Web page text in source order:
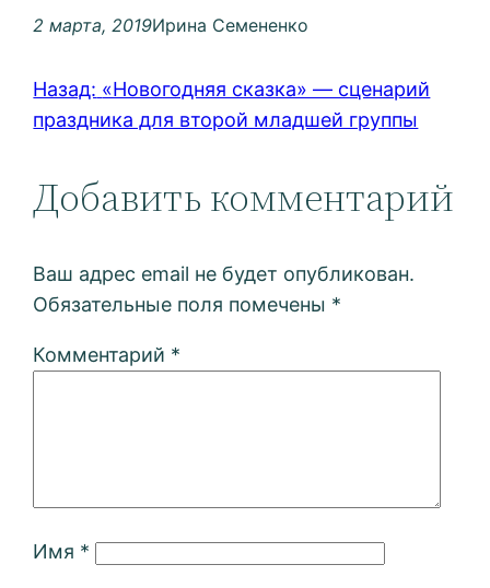
2 марта, 2019Ирина Семененко
Назад: «Новогодняя сказка» — сценарий
праздника для второй младшей группы
Добавить комментарий
Ваш адрес email не будет опубликован.
Обязательные поля помечены *
Комментарий *
Имя *